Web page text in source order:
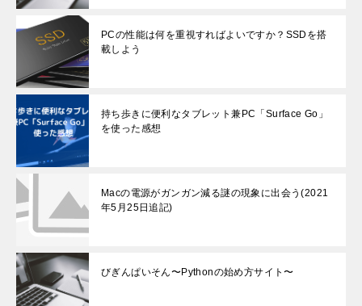
PCの性能は何を重視すればよいですか？SSDを搭
載しよう
持ち歩きに便利なタブレット兼PC「Surface Go」
を使った感想
Macの電源がガンガン減る謎の現象に出会う(2021
年5月25日追記)
びぎんぱいそん〜Pythonの始め方サイト〜